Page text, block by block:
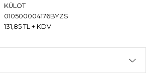
KÜLOT
010500004176BYZS
131,85 TL + KDV